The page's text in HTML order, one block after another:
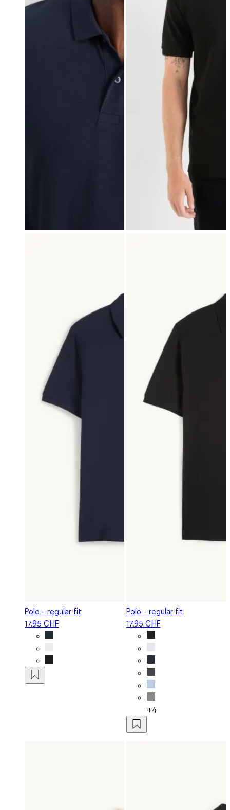
Polo - regular fit
17.95 CHF
Polo - regular fit
17.95 CHF
+4